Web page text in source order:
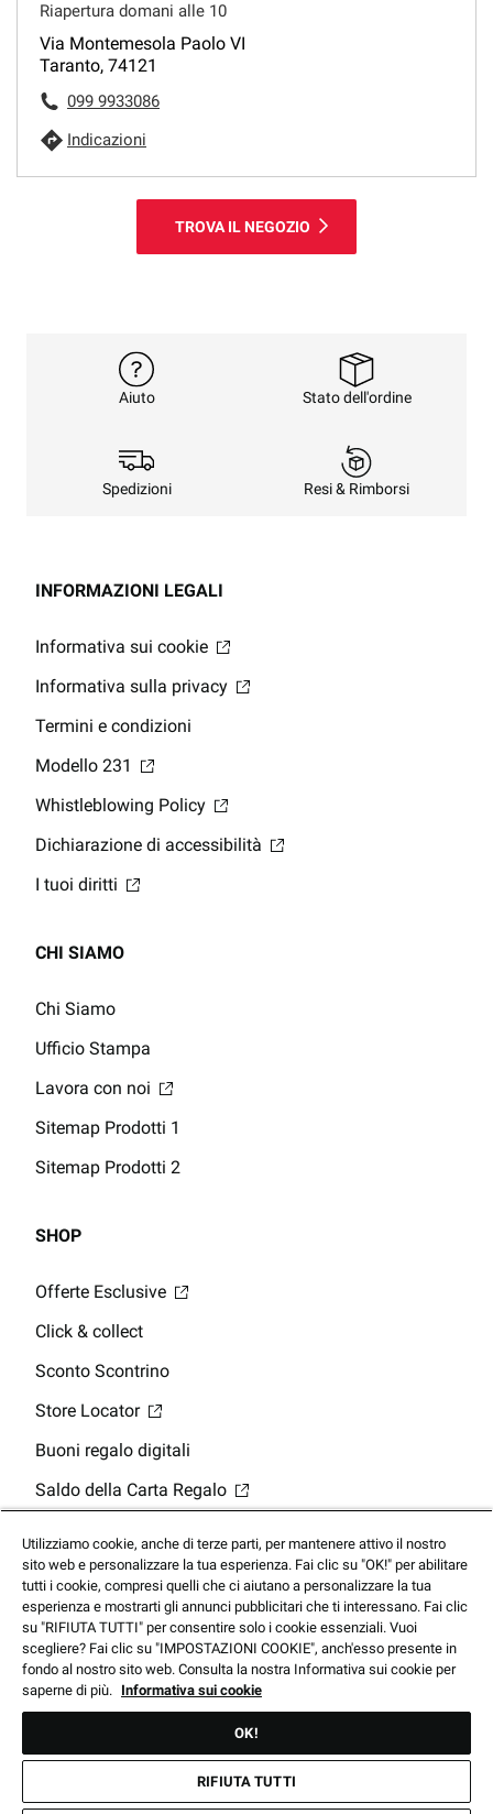
Riapertura domani alle 10
Via Montemesola Paolo VI
Taranto, 74121
099 9933086
Indicazioni
TROVA IL NEGOZIO
Aiuto Stato dell'ordine
Spedizioni Resi & Rimborsi
INFORMAZIONI LEGALI
Informativa sui cookie
Informativa sulla privacy
Termini e condizioni
Modello 231
Whistleblowing Policy
Dichiarazione di accessibilità
I tuoi diritti
CHI SIAMO
Chi Siamo
Ufficio Stampa
Lavora con noi
Sitemap Prodotti 1
Sitemap Prodotti 2
SHOP
Offerte Esclusive
Click & collect
Sconto Scontrino
Store Locator
Buoni regalo digitali
Saldo della Carta Regalo
© 2025 Footlocker.com, Inc. Tutti i diritti riservati
Utilizziamo cookie, anche di terze parti, per mantenere attivo il nostro
sito web e personalizzare la tua esperienza. Fai clic su "OK!" per abilitare
tutti i cookie, compresi quelli che ci aiutano a personalizzare la tua
esperienza e mostrarti gli annunci pubblicitari che ti interessano. Fai clic
su "RIFIUTA TUTTI" per consentire solo i cookie essenziali. Vuoi
scegliere? Fai clic su "IMPOSTAZIONI COOKIE", anch'esso presente in
fondo al nostro sito web. Consulta la nostra Informativa sui cookie per
saperne di più. Informativa sui cookie
OK!
RIFIUTA TUTTI